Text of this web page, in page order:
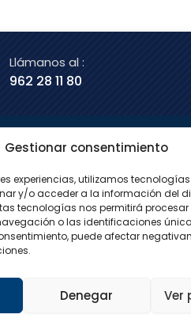
Gestionar consentimiento
experiencias, utilizamos
y/o acceder a la información del
tecnologías nos permitirá
o las identificaciones
puede afectar
Denegar Ver
Llámanos al :
962 28 11 80
I
n
s
t
a
g
r
m